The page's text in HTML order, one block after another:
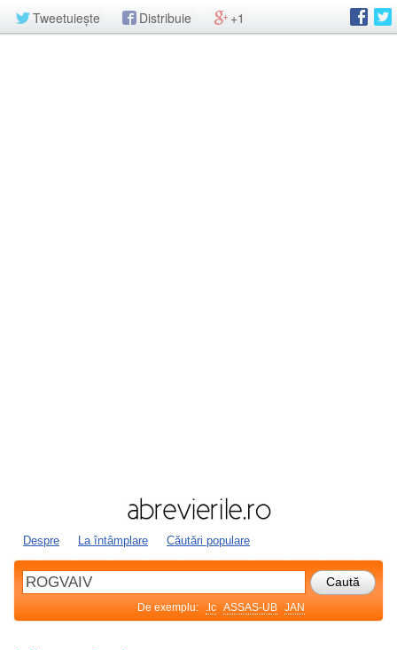
Tweetuiește Distribuie +1
Despre La întâmplare Căutări populare
De exemplu: .lc ASSAS-UB JAN